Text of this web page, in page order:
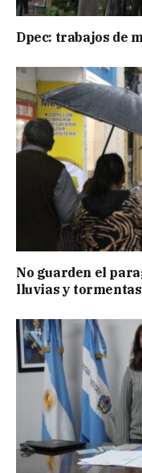
Dpec: trabajos de
No guarden el
lluvias y